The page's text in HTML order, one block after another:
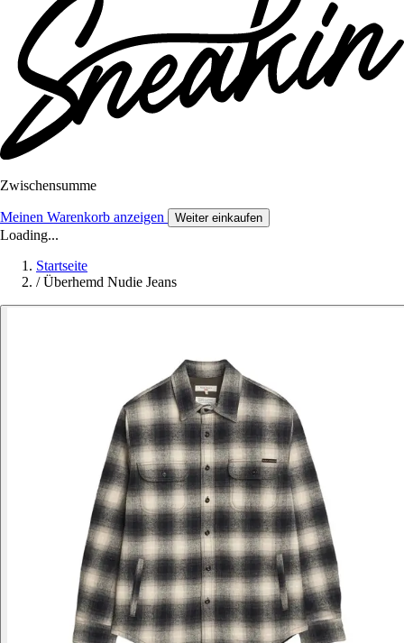
Zwischensumme
Meinen Warenkorb anzeigen Weiter einkaufen
Loading...
Startseite
/ Überhemd Nudie Jeans